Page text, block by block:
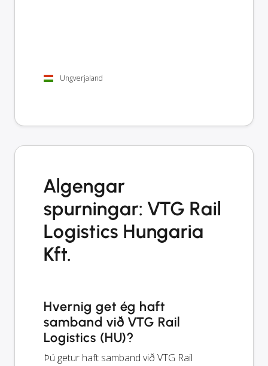
Ungverjaland
Algengar
spurningar: VTG Rail
Logistics Hungaria
Kft.
Hvernig get ég haft
samband við VTG Rail
Logistics (HU)?
Þú getur haft samband við VTG Rail